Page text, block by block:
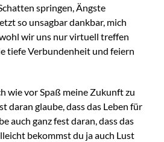
springen, Ängste
so unsagbar dankbar, mich
wir uns nur virtuell treffen
tiefe Verbundenheit und feiern
wie vor Spaß meine Zukunft zu
daran glaube, dass das Leben für
auch ganz fest daran, dass das
bekommst du ja auch Lust